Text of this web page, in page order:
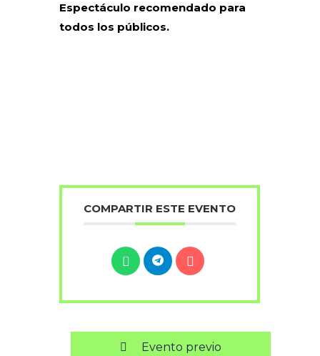
Espectáculo recomendado para
todos los públicos.
COMPARTIR ESTE EVENTO
Evento previo